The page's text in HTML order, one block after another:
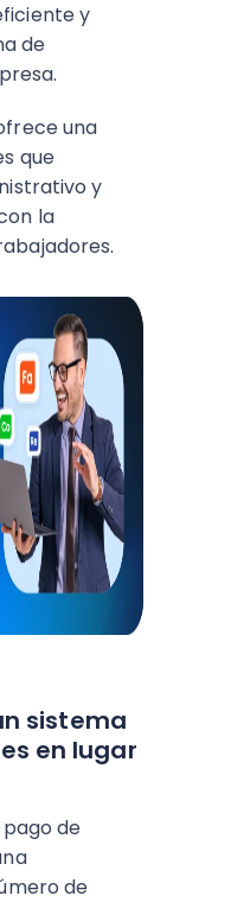
y
de
una
que
y
la
sistema
en lugar
de
de